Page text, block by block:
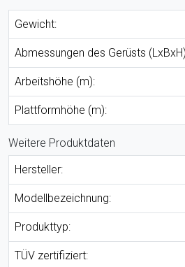
Gewicht:
Abmessungen des Gerüsts
Arbeitshöhe (m):
Plattformhöhe (m):
Weitere Produktdaten
Hersteller:
Modellbezeichnung:
Produkttyp:
TÜV zertifiziert: